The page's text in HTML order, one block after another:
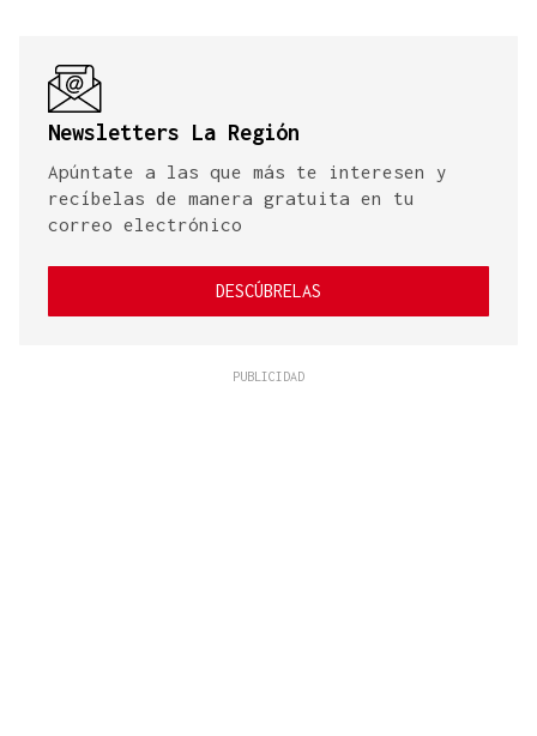
Newsletters La Región
Apúntate a las que más te interesen y
recíbelas de manera gratuita en tu
correo electrónico
DESCÚBRELAS